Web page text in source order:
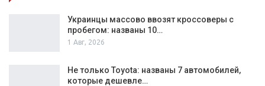
Украинцы массово ввозят кроссоверы с
пробегом: названы 10…
1 Авг, 2026
Не только Toyota: названы 7 автомобилей,
которые дешевле…